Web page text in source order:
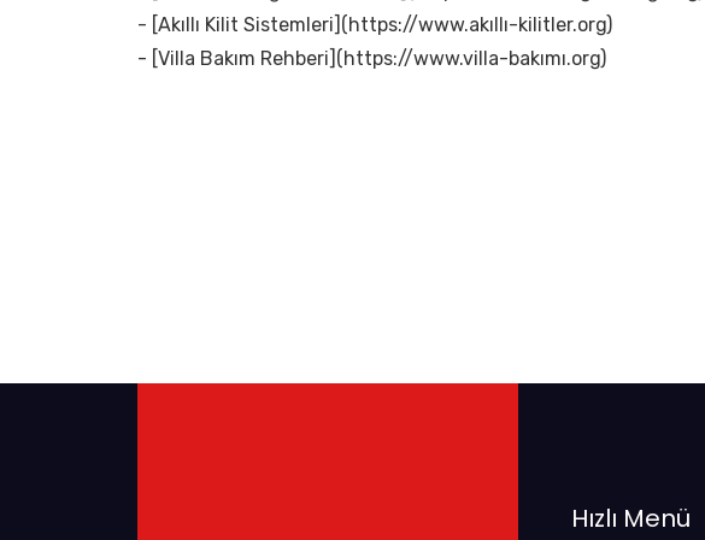
- [Akıllı Kilit Sistemleri](https://www.akıllı-kilitler.org)
- [Villa Bakım Rehberi](https://www.villa-bakımı.org)
Hızlı Menü